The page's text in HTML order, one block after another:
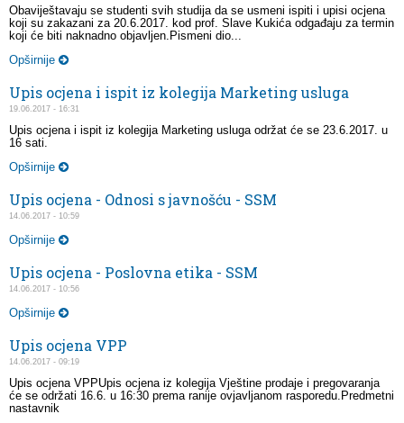
Obaviještavaju se studenti svih studija da se usmeni ispiti i upisi ocjena
koji su zakazani za 20.6.2017. kod prof. Slave Kukića odgađaju za termin
koji će biti naknadno objavljen.Pismeni dio...
Opširnije
Upis ocjena i ispit iz kolegija Marketing usluga
19.06.2017 - 16:31
Upis ocjena i ispit iz kolegija Marketing usluga održat će se 23.6.2017. u
16 sati.
Opširnije
Upis ocjena - Odnosi s javnošću - SSM
14.06.2017 - 10:59
Opširnije
Upis ocjena - Poslovna etika - SSM
14.06.2017 - 10:56
Opširnije
Upis ocjena VPP
14.06.2017 - 09:19
Upis ocjena VPPUpis ocjena iz kolegija Vještine prodaje i pregovaranja
će se održati 16.6. u 16:30 prema ranije ovjavljanom rasporedu.Predmetni
nastavnik